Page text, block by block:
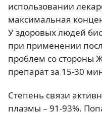
использовании
максимальная
У здоровых людей
при применении
проблем со стороны
препарат за 15-30
Степень связи
плазмы – 91-93%.